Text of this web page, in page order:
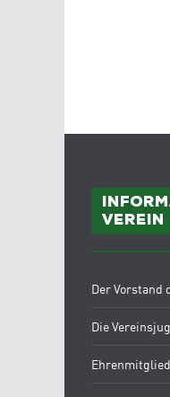
Verein
Der Vorstand
Die